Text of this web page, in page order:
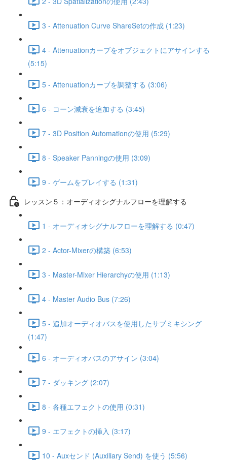
3 - Attenuation Curve ShareSetの作成 (1:23)
4 - Attenuationカーブをオブジェクトにアサインする
(5:15)
5 - Attenuationカーブを調整する (3:06)
6 - コーン減衰を追加する (3:45)
7 - 3D Position Automationの使用 (5:29)
8 - Speaker Panningの使用 (3:09)
9 - ゲームをプレイする (1:31)
レッスン５：オーディオシグナルフローを理解する
1 - オーディオシグナルフローを理解する (0:47)
2 - Actor-Mixerの構築 (6:53)
3 - Master-Mixer Hierarchyの使用 (1:13)
4 - Master Audio Bus (7:26)
5 - 追加オーディオバスを使用したサブミキシング
(1:47)
6 - オーディオバスのアサイン (3:04)
7 - ダッキング (2:07)
8 - 各種エフェクトの使用 (0:31)
9 - エフェクトの挿入 (3:17)
10 - Auxセンド (Auxiliary Send) を使う (5:56)